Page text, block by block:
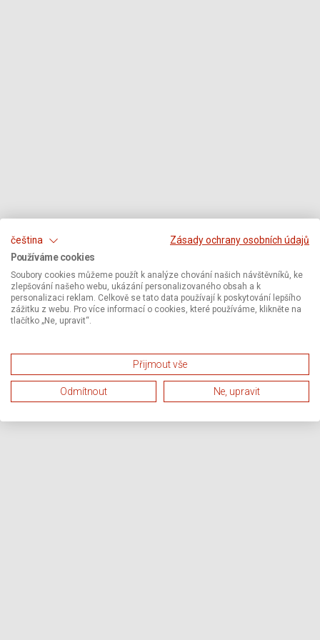
čeština
Zásady ochrany osobních údajů
Používáme cookies
Soubory cookies můžeme použít k analýze chování našich návštěvníků, ke
zlepšování našeho webu, ukázání personalizovaného obsah a k
personalizaci reklam. Celkově se tato data používají k poskytování lepšího
zážitku z webu. Pro více informací o cookies, které používáme, klikněte na
tlačítko „Ne, upravit“.
Přijmout vše
Odmítnout Ne, upravit